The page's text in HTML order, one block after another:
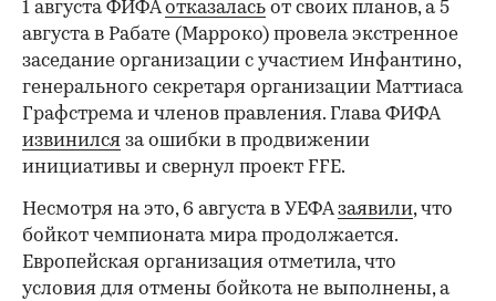
1 августа ФИФАотказалась от своих планов, а 5
августа в Рабате (Марроко) провела экстренное
заседание организации с участием Инфантино,
генерального секретаря организации Маттиаса
Графстрема и членов правления. Глава ФИФА
извинился за ошибки в продвижении
инициативы и свернул проект FFE.
Несмотря на это, 6 августа в УЕФАзаявили, что
бойкот чемпионата мира продолжается.
Европейская организация отметила, что
условия для отмены бойкота не выполнены, а